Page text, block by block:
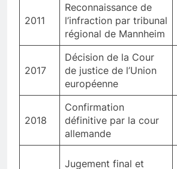
2011
Reconnaissance de
l’infraction par tribunal
régional de Mannheim
2017
Décision de la Cour
de justice de l’Union
européenne
2018
Confirmation
définitive par la cour
allemande
Jugement final et